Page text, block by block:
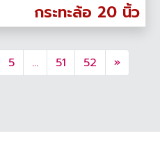
กระทะล้อ 20 นิ้ว
5 ... 51 52 »